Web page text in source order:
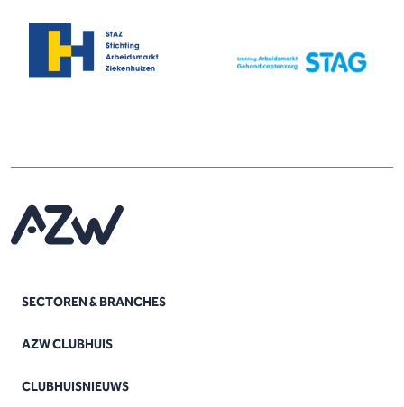
SECTOREN & BRANCHES
AZW CLUBHUIS
CLUBHUISNIEUWS